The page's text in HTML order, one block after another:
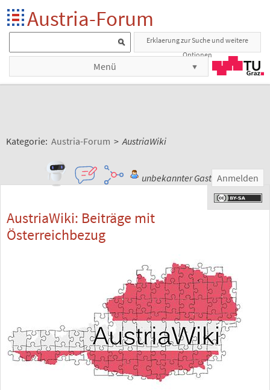
Austria-Forum
Erklaerung zur Suche und weitere
Optionen
Menü
Kategorie: Austria-Forum > AustriaWiki
unbekannter Gast Anmelden
AustriaWiki: Beiträge mit
Österreichbezug